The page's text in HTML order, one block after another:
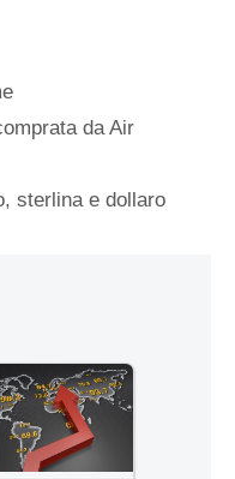
da Air
sterlina e dollaro